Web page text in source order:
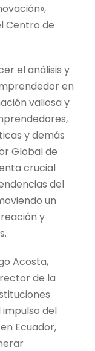
Centro de
el análisis y
en
valiosa y
y demás
Global de
crucial
del
un
y
Acosta,
de la
del
Ecuador,